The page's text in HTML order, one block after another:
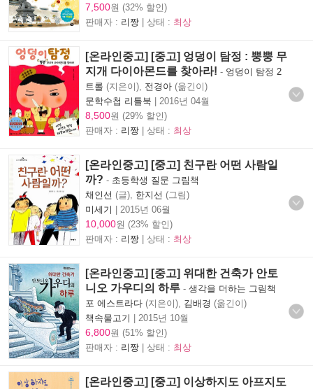
7,500원 (32% 할인)
판매자 : 리짱 | 상태 : 최상
[온라인중고] [중고] 엉덩이 탐정 : 뿡뿡 무
지개 다이아몬드를 찾아라! - 엉덩이 탐정 2
트롤 (지은이), 전경아 (옮긴이)
문학수첩 리틀북 | 2016년 04월
8,500원 (29% 할인)
판매자 : 리짱 | 상태 : 최상
[온라인중고] [중고] 친구란 어떤 사람일
까? - 초등학생 질문 그림책
채인선 (글), 한지선 (그림)
미세기 | 2015년 06월
10,000원 (23% 할인)
판매자 : 리짱 | 상태 : 최상
[온라인중고] [중고] 위대한 건축가 안토
니오 가우디의 하루 - 생각을 더하는 그림책
포 에스트라다 (지은이), 김배경 (옮긴이)
책속물고기 | 2015년 10월
6,800원 (51% 할인)
판매자 : 리짱 | 상태 : 최상
[온라인중고] [중고] 이상하지도 아프지도